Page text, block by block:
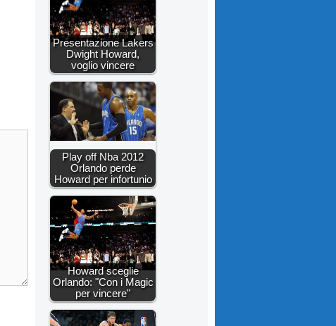
Presentazione Lakers
Dwight Howard,
voglio vincere
Play off Nba 2012
Orlando perde
Howard per infortunio
Howard sceglie
Orlando: "Con i Magic
per vincere"